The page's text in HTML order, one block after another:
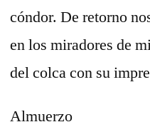
cóndor. De retorno
en los miradores de
del colca con su
Almuerzo